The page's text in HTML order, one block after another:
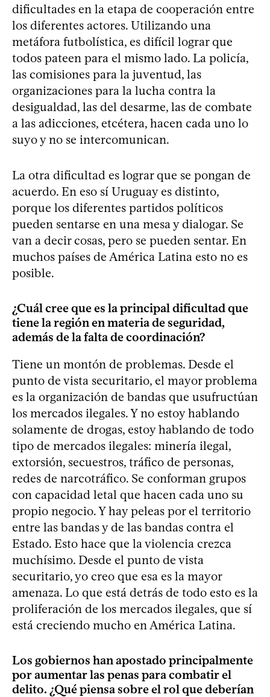
dificultades en la etapa de cooperación entre
los diferentes actores. Utilizando una
metáfora futbolística, es difícil lograr que
todos pateen para el mismo lado. La policía,
las comisiones para la juventud, las
organizaciones para la lucha contra la
desigualdad, las del desarme, las de combate
a las adicciones, etcétera, hacen cada uno lo
suyo y no se intercomunican.
La otra dificultad es lograr que se pongan de
acuerdo. En eso sí Uruguay es distinto,
porque los diferentes partidos políticos
pueden sentarse en una mesa y dialogar. Se
van a decir cosas, pero se pueden sentar. En
muchos países de América Latina esto no es
posible.
¿Cuál cree que es la principal dificultad que
tiene la región en materia de seguridad,
además de la falta de coordinación?
Tiene un montón de problemas. Desde el
punto de vista securitario, el mayor problema
es la organización de bandas que usufructúan
los mercados ilegales. Y no estoy hablando
solamente de drogas, estoy hablando de todo
tipo de mercados ilegales: minería ilegal,
extorsión, secuestros, tráfico de personas,
redes de narcotráfico. Se conforman grupos
con capacidad letal que hacen cada uno su
propio negocio. Y hay peleas por el territorio
entre las bandas y de las bandas contra el
Estado. Esto hace que la violencia crezca
muchísimo. Desde el punto de vista
securitario, yo creo que esa es la mayor
amenaza. Lo que está detrás de todo esto es la
proliferación de los mercados ilegales, que sí
está creciendo mucho en América Latina.
Los gobiernos han apostado principalmente
por aumentar las penas para combatir el
delito. ¿Qué piensa sobre el rol que deberían